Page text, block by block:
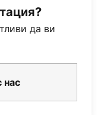
да ви
нас